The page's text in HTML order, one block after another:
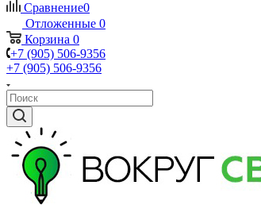
Сравнение0
Отложенные 0
Корзина 0
+7 (905) 506-9356
+7 (905) 506-9356